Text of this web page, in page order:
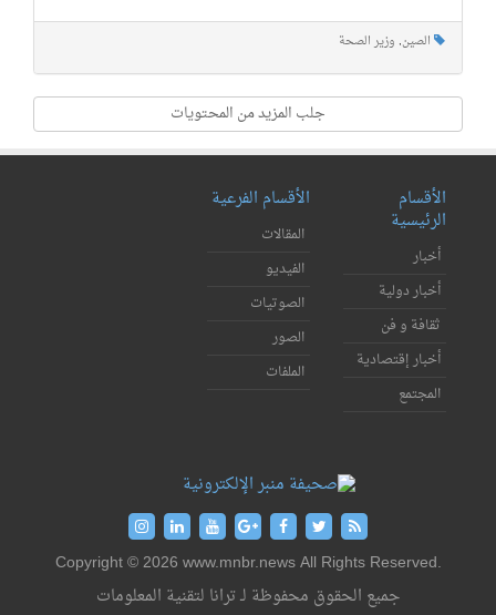
الصين, وزير الصحة
جلب المزيد من المحتويات
الأقسام
الرئيسية
أخبار
أخبار دولية
ثقافة و فن
أخبار إقتصادية
المجتمع
الأقسام الفرعية
المقالات
الفيديو
الصوتيات
الصور
الملفات
Copyright © 2026 www.mnbr.news All Rights Reserved.
جميع الحقوق محفوظة لـ ترانا لتقنية المعلومات